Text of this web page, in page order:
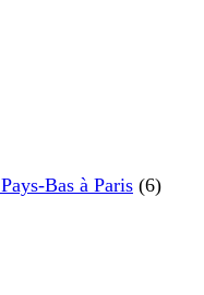
Bas à Paris (6)